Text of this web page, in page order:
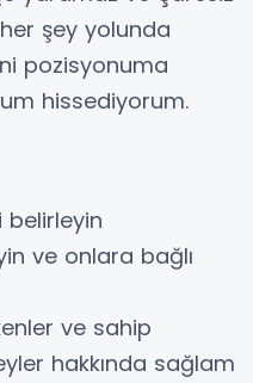
şey yolunda
pozisyonuma
hissediyorum.
belirleyin
ve onlara bağlı
ve sahip
hakkında sağlam